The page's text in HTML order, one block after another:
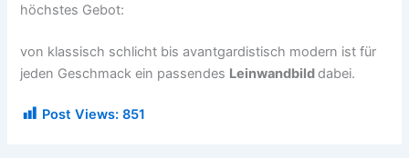
höchstes Gebot:
von klassisch schlicht bis avantgardistisch modern ist für
jeden Geschmack ein passendes Leinwandbilddabei.
Post Views: 851